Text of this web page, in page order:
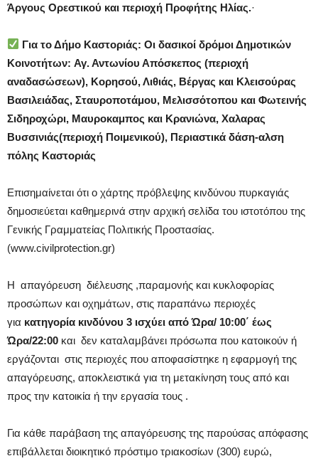
Άργους Ορεστικού και περιοχή Προφήτης Ηλίας.·
Για το Δήμο Καστοριάς:Οι δασικοί δρόμοι Δημοτικών
Κοινοτήτων: Αγ. Αντωνίου Απόσκεπος (περιοχή
αναδασώσεων), Κορησού, Λιθιάς, Βέργας και Κλεισούρας
Βασιλειάδας, Σταυροποτάμου, Μελισσότοπου και Φωτεινής
Σιδηροχώρι, Μαυροκαμπος και Κρανιώνα, Χαλαρας
Βυσσινιάς(περιοχή Ποιμενικού), Περιαστικά δάση-αλση
πόλης Καστοριάς
Επισημαίνεται ότι ο χάρτης πρόβλεψης κινδύνου πυρκαγιάς
δημοσιεύεται καθημερινά στην αρχική σελίδα του ιστοτόπου της
Γενικής Γραμματείας Πολιτικής Προστασίας.
(www.civilprotection.gr)
Η απαγόρευση διέλευσης ,παραμονής και κυκλοφορίας
προσώπων και οχημάτων, στις παραπάνω περιοχές
για κατηγορία κινδύνου 3 ισχύει από Ώρα/ 10:00΄ έως
Ώρα/22:00 και δεν καταλαμβάνει πρόσωπα που κατοικούν ή
εργάζονται στις περιοχές που αποφασίστηκε η εφαρμογή της
απαγόρευσης, αποκλειστικά για τη μετακίνηση τους από και
προς την κατοικία ή την εργασία τους .
Για κάθε παράβαση της απαγόρευσης της παρούσας απόφασης
επιβάλλεται διοικητικό πρόστιμο τριακοσίων (300) ευρώ,